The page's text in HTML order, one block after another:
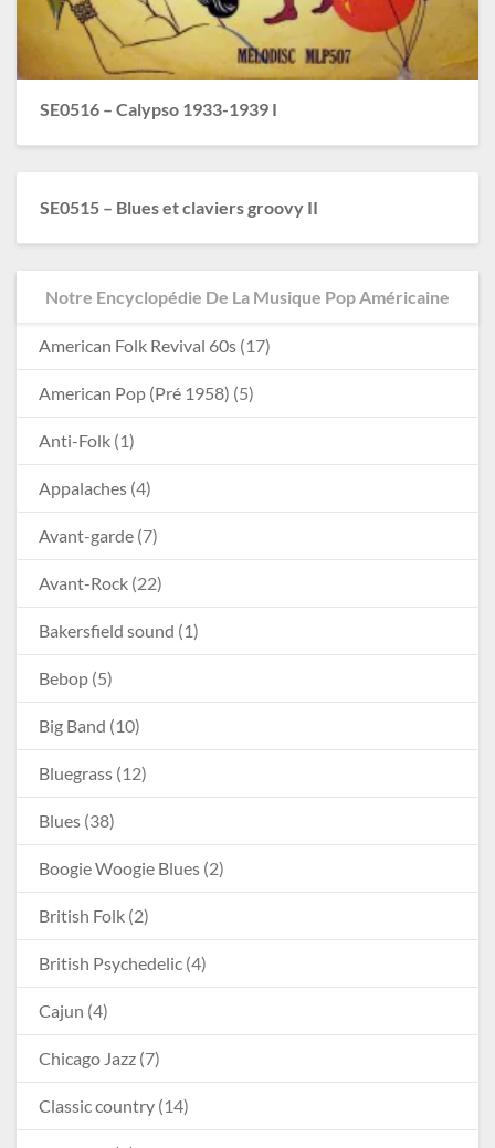
SE0516 – Calypso 1933-1939 I
SE0515 – Blues et claviers groovy II
Notre Encyclopédie De La Musique Pop Américaine
American Folk Revival 60s (17)
American Pop (Pré 1958) (5)
Anti-Folk (1)
Appalaches (4)
Avant-garde (7)
Avant-Rock (22)
Bakersfield sound (1)
Bebop (5)
Big Band (10)
Bluegrass (12)
Blues (38)
Boogie Woogie Blues (2)
British Folk (2)
British Psychedelic (4)
Cajun (4)
Chicago Jazz (7)
Classic country (14)